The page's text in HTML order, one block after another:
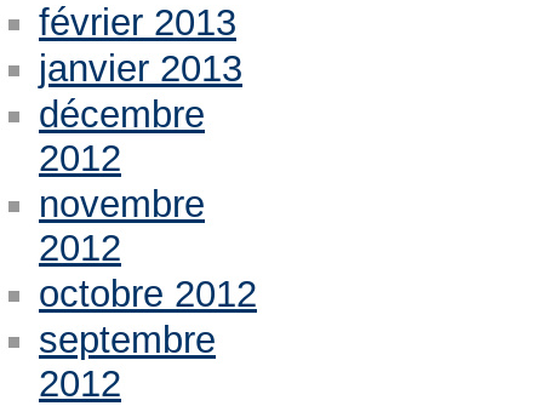
février 2013
janvier 2013
décembre
2012
novembre
2012
octobre 2012
septembre
2012